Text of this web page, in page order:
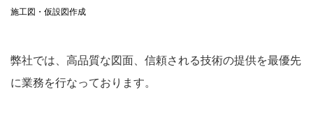
施工図・仮設図作成
弊社では、高品質な図面、信頼される技術の提供を最優先
に業務を行なっております。